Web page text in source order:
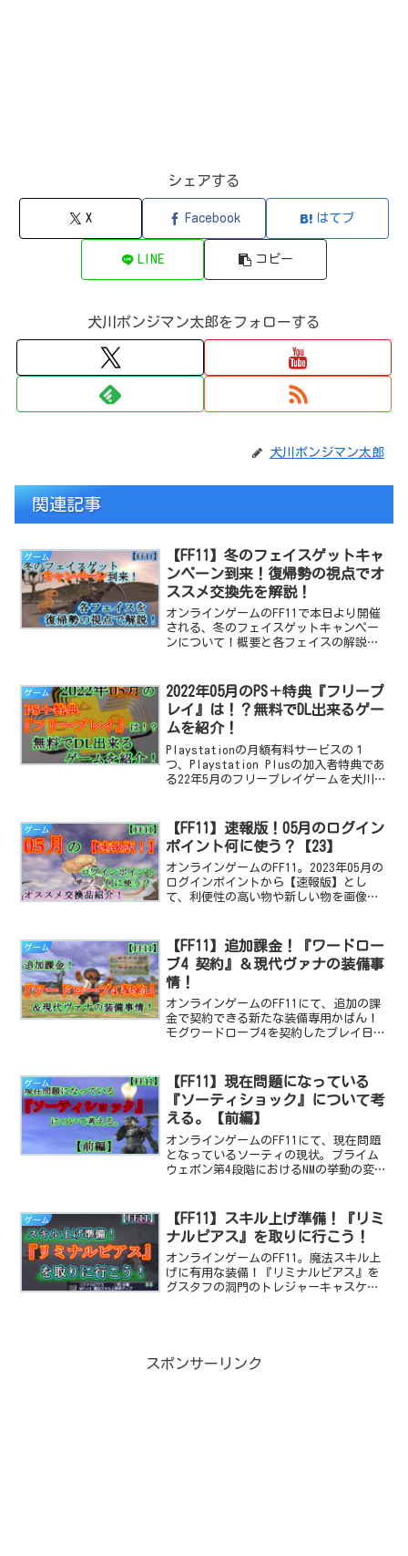
シェアする
X Facebook はてブ
LINE コピー
犬川ポンジマン太郎をフォローする
犬川ポンジマン太郎
関連記事
ゲーム
【FF11】冬のフェイスゲットキャ
ンペーン到来！復帰勢の視点でオ
ススメ交換先を解説！
オンラインゲームのFF11で本日より開催
される、冬のフェイスゲットキャンペー
ンについて！概要と各フェイスの解説
ゲーム
2022年05月のPS＋特典『フリープ
レイ』は！？無料でDL出来るゲー
ムを紹介！
Playstationの月額有料サービスの１
つ、Playstation Plusの加入者特典であ
る22年5月のフリープレイゲームを犬川の
ゲーム
【FF11】速報版！05月のログイン
ポイント何に使う？【23】
オンラインゲームのFF11。2023年05月の
ログインポイントから【速報版】とし
て、利便性の高い物や新しい物を画像付
ゲーム
【FF11】追加課金！『ワードロー
ブ4 契約』＆現代ヴァナの装備事
情！
オンラインゲームのFF11にて、追加の課
金で契約できる新たな装備専用かばん！
モグワードローブ4を契約したプレイ日記
ゲーム
【FF11】現在問題になっている
『ソーティショック』について考
える。【前編】
オンラインゲームのFF11にて、現在問題
となっているソーティの現状。プライム
ウェポン第4段階におけるNMの挙動の変化
おさらいする【前編】となります。
ゲーム
【FF11】スキル上げ準備！『リミ
ナルピアス』を取りに行こう！
オンラインゲームのFF11。魔法スキル上
げに有用な装備！『リミナルピアス』を
グスタフの洞門のトレジャーキャスケッ
スポンサーリンク